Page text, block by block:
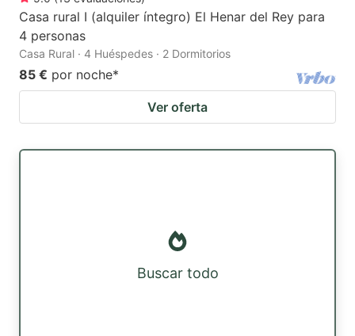
Casa rural I (alquiler íntegro) El Henar del Rey para
4 personas
Casa Rural · 4 Huéspedes · 2 Dormitorios
85 € por noche*
Ver oferta
Buscar todo